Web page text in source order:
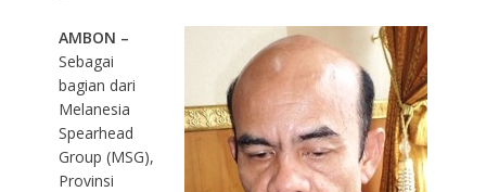
AMBON –
Sebagai
bagian dari
Melanesia
Spearhead
Group (MSG),
Provinsi